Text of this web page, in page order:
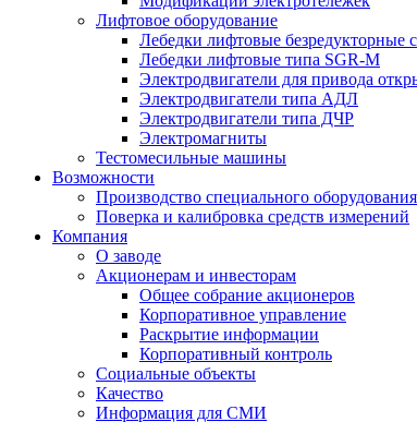
Лифтовое оборудование
Лебедки лифтовые безредукторные
Лебедки лифтовые типа SGR-M
Электродвигатели для привода
Электродвигатели типа АДЛ
Электродвигатели типа ДЧР
Электромагниты
Тестомесильные машины
Возможности
Производство специального оборудования
Поверка и калибровка средств измерений
Компания
О заводе
Акционерам и инвесторам
Общее собрание акционеров
Корпоративное управление
Раскрытие информации
Корпоративный контроль
Социальные объекты
Качество
Информация для СМИ